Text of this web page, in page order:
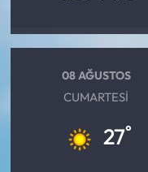
08 AĞUSTOS
CUMARTESI
27°